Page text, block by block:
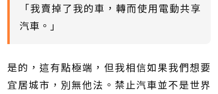
「我賣掉了我的車，轉而使用電動共享
汽車。」
是的，這有點極端，但我相信如果我們想要
宜居城市，別無他法。禁止汽車並不是世界